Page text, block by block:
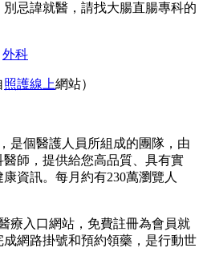
忌諱就醫，請找大腸直腸專科的
外科
照護線上網站）
是個醫護人員所組成的團隊，由
師，提供給您高品質、具有實
資訊。每月約有230萬瀏覽人
療入口網站，免費註冊為會員就
網路掛號和預約領藥，是行動世